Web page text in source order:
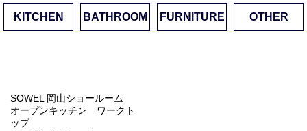
KITCHEN BATHROOM FURNITURE OTHER
SOWEL 岡山ショールーム
オープンキッチン ワークト
ップ